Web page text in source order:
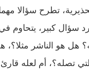
تطرح سؤالا
سؤال كبير، يتحاوم
هو الناشر مثلا؟، هل
تصله؟، أم لعله